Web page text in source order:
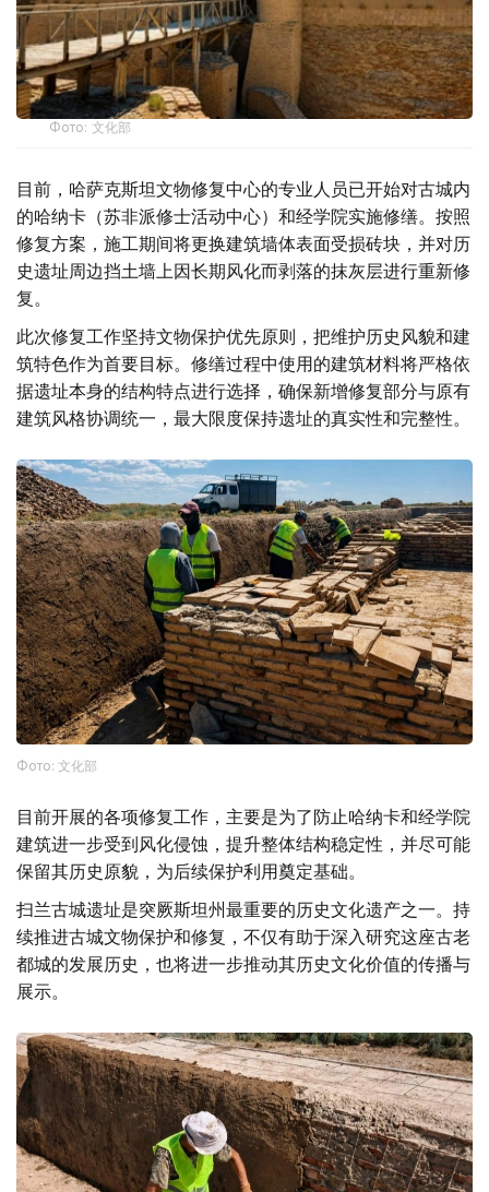
Фото: 文化部
目前，哈萨克斯坦文物修复中心的专业人员已开始对古城内
的哈纳卡（苏非派修士活动中心）和经学院实施修缮。按照
修复方案，施工期间将更换建筑墙体表面受损砖块，并对历
史遗址周边挡土墙上因长期风化而剥落的抹灰层进行重新修
复。
此次修复工作坚持文物保护优先原则，把维护历史风貌和建
筑特色作为首要目标。修缮过程中使用的建筑材料将严格依
据遗址本身的结构特点进行选择，确保新增修复部分与原有
建筑风格协调统一，最大限度保持遗址的真实性和完整性。
Фото: 文化部
目前开展的各项修复工作，主要是为了防止哈纳卡和经学院
建筑进一步受到风化侵蚀，提升整体结构稳定性，并尽可能
保留其历史原貌，为后续保护利用奠定基础。
扫兰古城遗址是突厥斯坦州最重要的历史文化遗产之一。持
续推进古城文物保护和修复，不仅有助于深入研究这座古老
都城的发展历史，也将进一步推动其历史文化价值的传播与
展示。